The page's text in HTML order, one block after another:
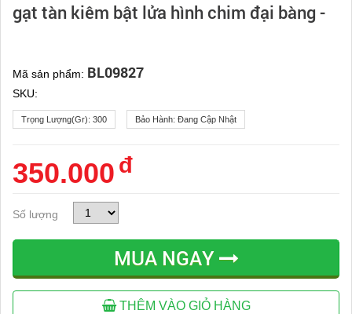
gạt tàn kiêm bật lửa hình chim đại bàng -
Mã sản phẩm: BL09827
SKU:
Trọng Lượng(gr): 300 Bảo Hành: Đang Cập Nhật
350.000 đ
Số lượng
MUA NGAY
THÊM VÀO GIỎ HÀNG